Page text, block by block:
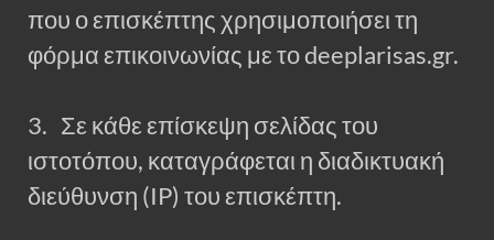
που ο επισκέπτης χρησιμοποιήσει τη
φόρμα επικοινωνίας με το deeplarisas.gr.
3. Σε κάθε επίσκεψη σελίδας του
ιστοτόπου, καταγράφεται η διαδικτυακή
διεύθυνση (IP) του επισκέπτη.